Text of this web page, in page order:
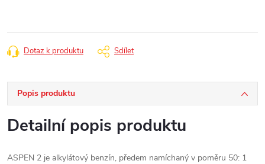
Dotaz k produktu Sdílet
Popis produktu
Detailní popis produktu
ASPEN 2 je alkylátový benzín, předem namíchaný v poměru 50: 1